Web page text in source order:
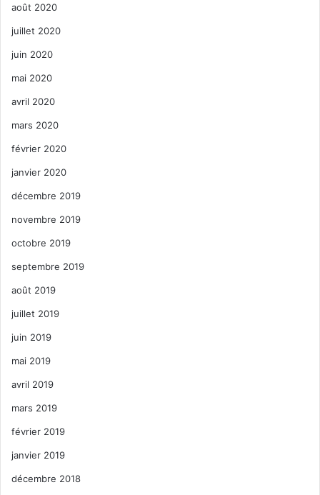
août 2020
juillet 2020
juin 2020
mai 2020
avril 2020
mars 2020
février 2020
janvier 2020
décembre 2019
novembre 2019
octobre 2019
septembre 2019
août 2019
juillet 2019
juin 2019
mai 2019
avril 2019
mars 2019
février 2019
janvier 2019
décembre 2018